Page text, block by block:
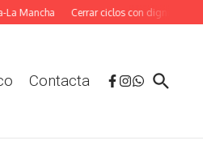
Mancha Cerrar ciclos con dignidad: La
Contacta